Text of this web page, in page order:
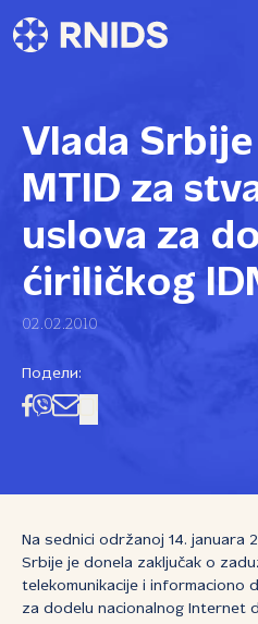
Vlada
MTID za
uslova za
ćiriličkog
02.02.2010
Подели:
Na sednici održanoj 14. januara
Srbije je donela zaključak o
telekomunikacije i informaciono
za dodelu nacionalnog Internet